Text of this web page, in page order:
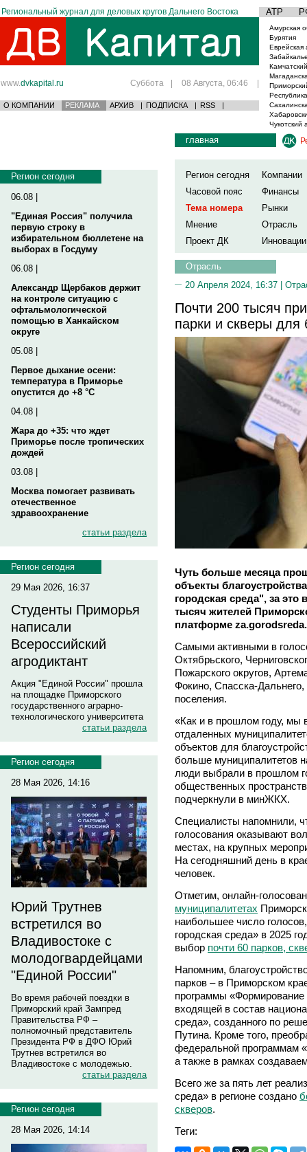
Региональный журнал для деловых кругов Дальнего Востока АТР
www.dvkapital.ru Суббота | 08 Августа, 06:46 |
О КОМПАНИИ РЕКЛАМА АРХИВ | ПОДПИСКА | RSS |
Амурская
Бурятия
Еврейская
Чукотский
Регион сегодня
06.08 |
"Единая Россия" получила
первую строку в
избирательном бюллетене на
выборах в Госдуму
06.08 |
Александр Щербаков держит
на контроле ситуацию с
офтальмологической
помощью в Ханкайском
округе
05.08 |
Первое дыхание осени:
температура в Приморье
опустится до +8 °C
04.08 |
Жара до +35: что ждет
Приморье после тропических
дождей
03.08 |
Москва помогает развивать
отечественное
здравоохранение
статьи раздела
Регион сегодня
29 Мая 2026, 16:37
Студенты Приморья
написали
Всероссийский
агродиктант
Акция "Единой России" прошла
на площадке Приморского
государственного аграрно-
технологического университета
статьи раздела
Регион сегодня
28 Мая 2026, 14:16
Юрий Трутнев
встретился во
Владивостоке с
молодогвардейцами
"Единой России"
Во время рабочей поездки в
Приморский край Зампред
Правительства РФ –
полномочный представитель
Президента РФ в ДФО Юрий
Трутнев встретился во
Владивостоке с молодежью.
статьи раздела
Регион сегодня
28 Мая 2026, 14:14
главная
Регион сегодня
Компании
Часовой пояс
Финансы
Тема номера
Рынки
Мнение
Отрасль
Проект ДК
Инновации
Отрасль
20 Апреля 2024, 16:37 |
Почти 200 тысяч
парки и скверы для
Чуть больше месяца
объекты
городская среда", за
тысяч жителей
платформе
Самыми активными в
Октябрьского,
Пожарского округов,
Фокино, Спасска-
поселения.
«Как и в прошлом году, мы
отдаленных
объектов для
больше муниципалитетов
люди выбрали в прошлом
общественных
подчеркнули в минЖКХ.
Специалисты напомнили,
голосования оказывают
местах, на крупных
На сегодняшний день в
человек.
Отметим, онлайн-
муниципалитетах
наибольшее число
городская среда» в 2025
выбор почти 60 парков,
Напомним,
парков – в Приморском
программы
входящей в состав
среда», созданного по
Путина. Кроме того,
федеральной программам
а также в рамках
Всего же за пять лет
среда» в регионе создано
скверов.
Теги: